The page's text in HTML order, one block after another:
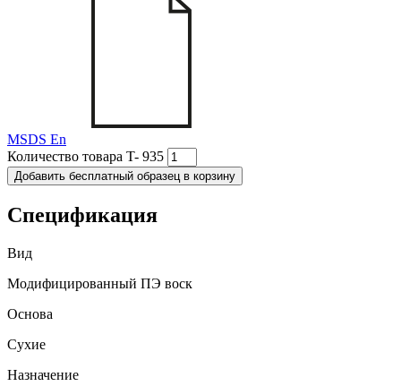
MSDS En
Количество товара T- 935
Добавить бесплатный образец в корзину
Спецификация
Вид
Модифицированный ПЭ воск
Основа
Сухие
Назначение